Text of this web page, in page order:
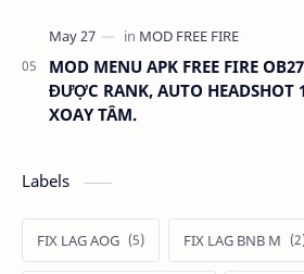
MOD MENU APK FREE FIRE
ĐƯỢC RANK, AUTO HEADSHOT
XOAY TÂM.
Labels
FIX LAG AOG FIX LAG BNB M